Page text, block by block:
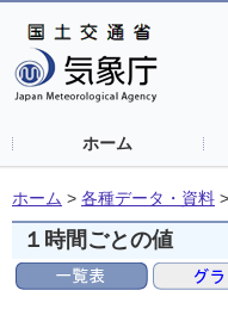
ホーム
ホーム > 各種データ・資料 >
１時間ごとの値